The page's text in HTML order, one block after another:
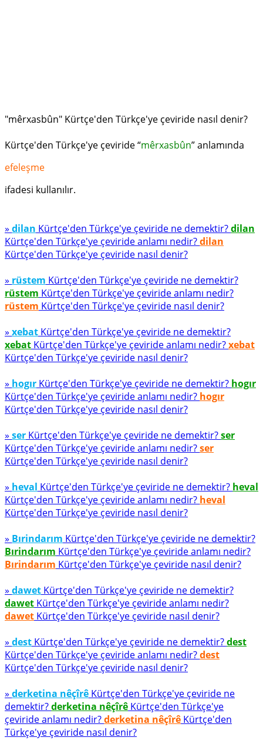
"mêrxasbûn" Kürtçe'den Türkçe'ye çeviride nasıl denir?
Kürtçe'den Türkçe'ye çeviride “mêrxasbûn” anlamında
efeleşme
ifadesi kullanılır.
» dilan Kürtçe'den Türkçe'ye çeviride ne demektir?dilan
Kürtçe'den Türkçe'ye çeviride anlamı nedir?dilan
Kürtçe'den Türkçe'ye çeviride nasıl denir?
» rüstem Kürtçe'den Türkçe'ye çeviride ne demektir?
rüstem Kürtçe'den Türkçe'ye çeviride anlamı nedir?
rüstem Kürtçe'den Türkçe'ye çeviride nasıl denir?
» xebat Kürtçe'den Türkçe'ye çeviride ne demektir?
xebat Kürtçe'den Türkçe'ye çeviride anlamı nedir?xebat
Kürtçe'den Türkçe'ye çeviride nasıl denir?
» hogır Kürtçe'den Türkçe'ye çeviride ne demektir? hogır
Kürtçe'den Türkçe'ye çeviride anlamı nedir? hogır
Kürtçe'den Türkçe'ye çeviride nasıl denir?
» ser Kürtçe'den Türkçe'ye çeviride ne demektir?ser
Kürtçe'den Türkçe'ye çeviride anlamı nedir?ser
Kürtçe'den Türkçe'ye çeviride nasıl denir?
» heval Kürtçe'den Türkçe'ye çeviride ne demektir? heval
Kürtçe'den Türkçe'ye çeviride anlamı nedir? heval
Kürtçe'den Türkçe'ye çeviride nasıl denir?
» Bırindarım Kürtçe'den Türkçe'ye çeviride ne demektir?
Bırindarım Kürtçe'den Türkçe'ye çeviride anlamı nedir?
Bırindarım Kürtçe'den Türkçe'ye çeviride nasıl denir?
» dawet Kürtçe'den Türkçe'ye çeviride ne demektir?
dawet Kürtçe'den Türkçe'ye çeviride anlamı nedir?
dawet Kürtçe'den Türkçe'ye çeviride nasıl denir?
» dest Kürtçe'den Türkçe'ye çeviride ne demektir?dest
Kürtçe'den Türkçe'ye çeviride anlamı nedir?dest
Kürtçe'den Türkçe'ye çeviride nasıl denir?
» derketina nêçîrê Kürtçe'den Türkçe'ye çeviride ne
demektir?derketina nêçîrê Kürtçe'den Türkçe'ye
çeviride anlamı nedir?derketina nêçîrê Kürtçe'den
Türkçe'ye çeviride nasıl denir?